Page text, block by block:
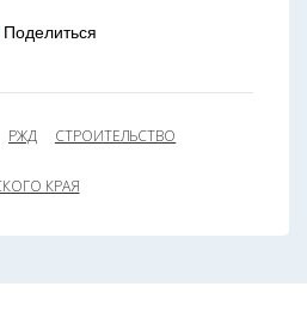
Поделиться
РЖД СТРОИТЕЛЬСТВО
КРАЯ